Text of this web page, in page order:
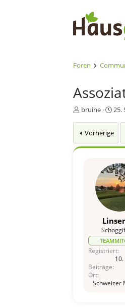
Foren
E
t
e
bruine
E
t
e
l
t
a
m
25.
Vorherige
Registriert
Beiträge
Ort
Schweizer